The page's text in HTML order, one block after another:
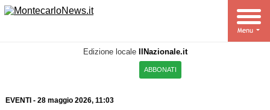
Edizione locale IlNazionale.it
ABBONATI
EVENTI - 28 maggio 2026, 11:03